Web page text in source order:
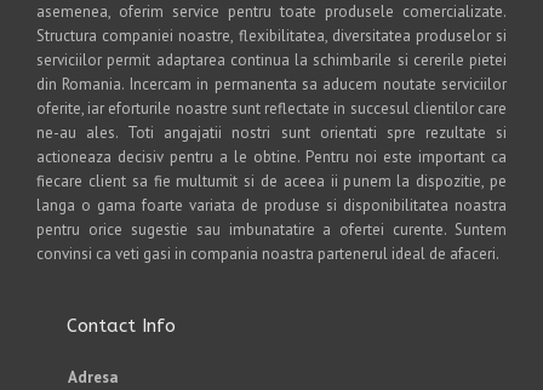
asemenea, oferim service pentru toate produsele comercializate.
Structura companiei noastre, flexibilitatea, diversitatea produselor si
serviciilor permit adaptarea continua la schimbarile si cererile pietei
din Romania. Incercam in permanenta sa aducem noutate serviciilor
oferite, iar eforturile noastre sunt reflectate in succesul clientilor care
ne-au ales. Toti angajatii nostri sunt orientati spre rezultate si
actioneaza decisiv pentru a le obtine. Pentru noi este important ca
fiecare client sa fie multumit si de aceea ii punem la dispozitie, pe
langa o gama foarte variata de produse si disponibilitatea noastra
pentru orice sugestie sau imbunatatire a ofertei curente. Suntem
convinsi ca veti gasi in compania noastra partenerul ideal de afaceri.
Contact Info
Adresa